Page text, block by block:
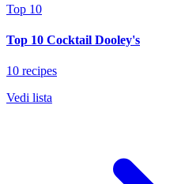
Top 10
Top 10 Cocktail Dooley's
10 recipes
Vedi lista